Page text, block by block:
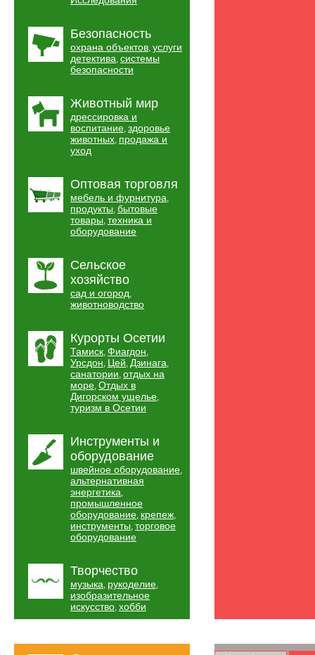
Безопасность
охрана объектов, услуги
детектива, системы
безопасности
Животный мир
дрессировка и
воспитание, здоровье
животных, продажа и
уход
Оптовая торговля
мебель и фурнитура,
продукты, бытовые
товары, техника и
оборудование
Сельское
хозяйство
сад и огород,
животноводство
Курорты Осетии
Тамиск, Фиагдон,
Урсдон, Цей, Дзинага,
санатории, отдых на
море, Отдых в
Дигорском ущелье,
туризм в Осетии
Инструменты и
оборудование
швейное оборудование,
альтернативная
энергетика,
промышленное
оборудование, крепеж,
инструменты, торговое
оборудование
Творчество
музыка, рукоделие,
изобразительное
искусство, хобби